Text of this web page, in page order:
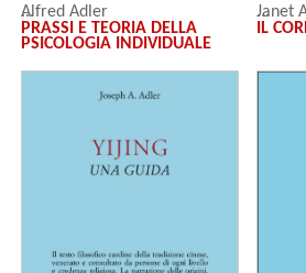
Alfred Adler
PRASSI E TEORIA DELLA
PSICOLOGIA INDIVIDUALE
Janet
IL